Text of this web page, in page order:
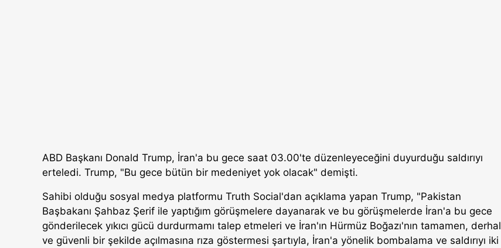
ABD Başkanı Donald Trump, İran'a bu gece saat 03.00'te düzenleyeceğini duyurduğu saldırıyı
erteledi. Trump, "Bu gece bütün bir medeniyet yok olacak" demişti.
Sahibi olduğu sosyal medya platformu Truth Social'dan açıklama yapan Trump, "Pakistan
Başbakanı Şahbaz Şerif ile yaptığım görüşmelere dayanarak ve bu görüşmelerde İran'a bu gece
gönderilecek yıkıcı gücü durdurmamı talep etmeleri ve İran'ın Hürmüz Boğazı'nın tamamen, derhal
ve güvenli bir şekilde açılmasına rıza göstermesi şartıyla, İran'a yönelik bombalama ve saldırıyı iki